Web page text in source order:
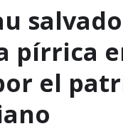
pírrica
el